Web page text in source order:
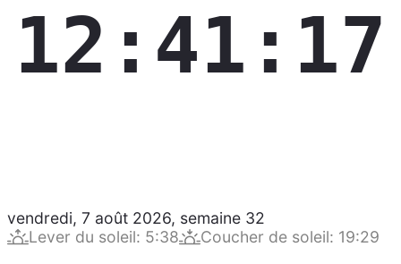
12:41:18
vendredi, 7 août 2026, semaine 32
Lever du soleil: 5:38 Coucher de soleil: 19:29